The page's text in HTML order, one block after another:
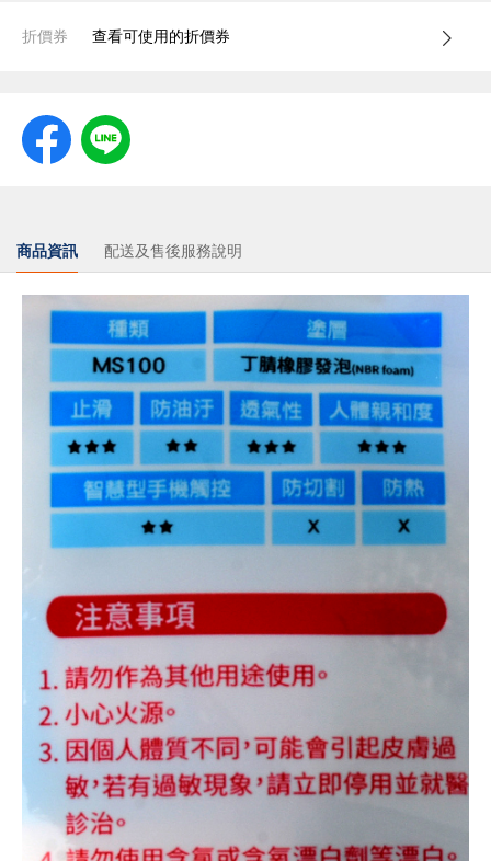
折價券 查看可使用的折價券
商品資訊 配送及售後服務說明